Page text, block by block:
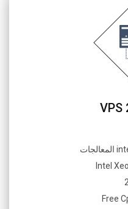
VPS
Intel
Free